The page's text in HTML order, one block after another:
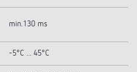
min.130 ms
-5°C ... 45°C